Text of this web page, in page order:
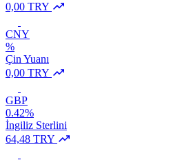
0,00 TRY
CNY
%
Çin Yuanı
0,00 TRY
GBP
0.42%
İngiliz Sterlini
64,48 TRY